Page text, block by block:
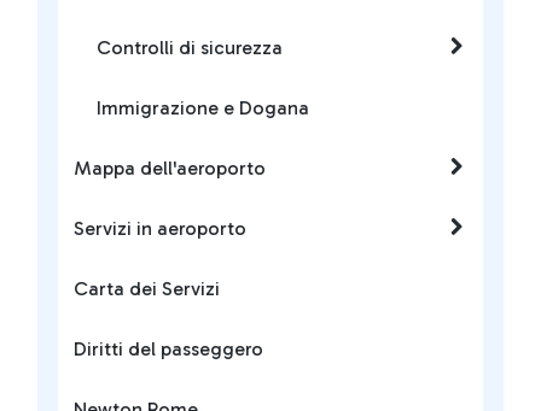
Controlli di sicurezza
Immigrazione e Dogana
Mappa dell'aeroporto
Servizi in aeroporto
Carta dei Servizi
Diritti del passeggero